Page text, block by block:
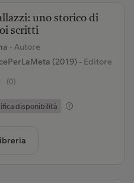
uno storico di
scritti
- Autore
(2019)- Editore
(0)
disponibilità